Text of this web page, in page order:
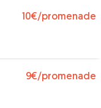
10€/promenade
9€/promenade